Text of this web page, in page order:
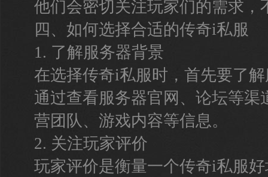
他们会密切关注玩家们的需求，
四、如何选择合适的传奇i私服
1. 了解服务器背景
在选择传奇i私服时，首先要了
通过查看服务器官网、论坛等渠
营团队、游戏内容等信息。
2. 关注玩家评价
玩家评价是衡量一个传奇i私服